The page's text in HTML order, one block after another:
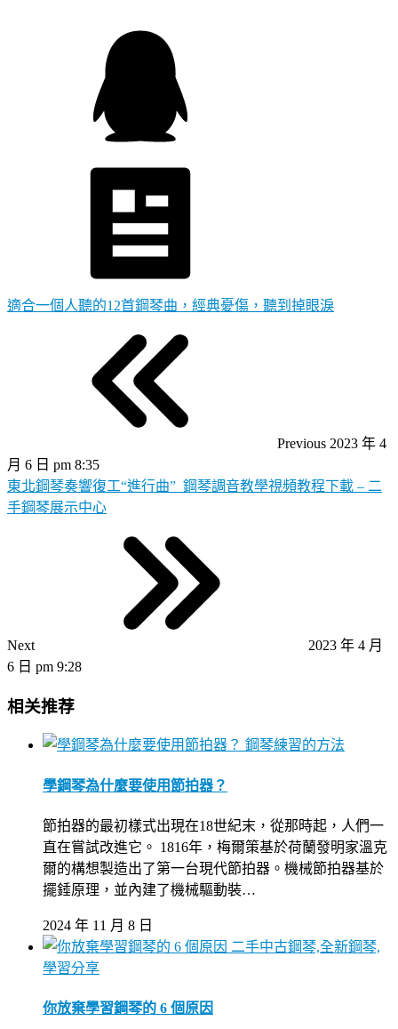
適合一個人聽的12首鋼琴曲，經典憂傷，聽到掉眼淚
Previous 2023 年 4
月 6 日 pm 8:35
東北鋼琴奏響復工“進行曲”_鋼琴調音教學視頻教程下載 – 二
手鋼琴展示中心
Next
2023 年 4 月
6 日 pm 9:28
相关推荐
鋼琴練習的方法
學鋼琴為什麼要使用節拍器？
節拍器的最初樣式出現在18世紀末，從那時起，人們一
直在嘗試改進它。 1816年，梅爾策基於荷蘭發明家溫克
爾的構想製造出了第一台現代節拍器。機械節拍器基於
擺錘原理，並內建了機械驅動裝…
2024 年 11 月 8 日
二手中古鋼琴,全新鋼琴,
學習分享
你放棄學習鋼琴的 6 個原因